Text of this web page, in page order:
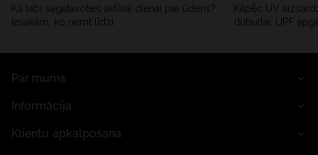
Kā labi sagatavoties aktīvai dienai pie ūdens?
Iesakām, ko ņemt līdzi
Kāpēc UV
dubultai: UPF
Par mums
Informācija
Klientu apkalpošana